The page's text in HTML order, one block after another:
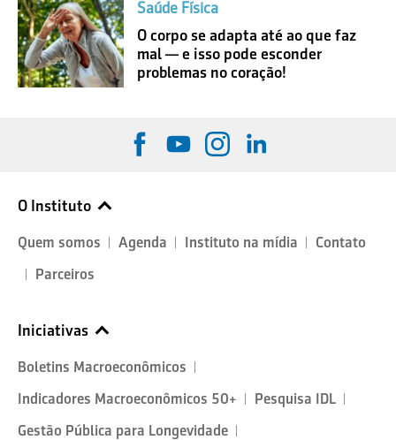
Saúde Física
O corpo se adapta até ao que faz
mal — e isso pode esconder
problemas no coração!
O Instituto
Quem somos Agenda Instituto na mídia
Contato
Parceiros
Iniciativas
Boletins Macroeconômicos
Indicadores Macroeconômicos 50+
Pesquisa IDL
Gestão Pública para Longevidade